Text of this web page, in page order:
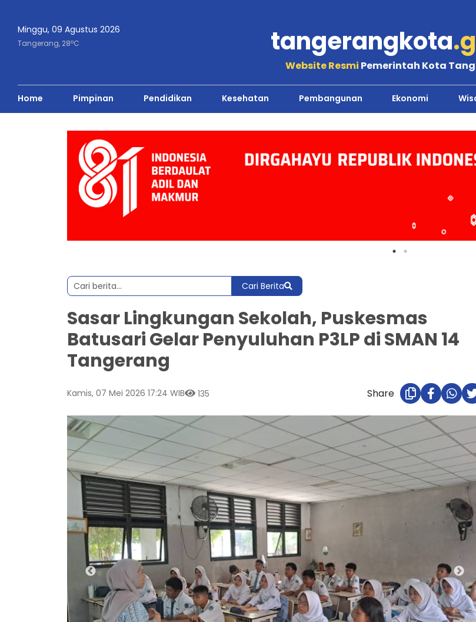
Minggu, 09 Agustus 2026
Tangerang, 28oC tangerangkota
Website Resmi Pemerintah Kota
Home Pimpinan Pendidikan Kesehatan Pembangunan Ekonomi
Cari Berita
Sasar Lingkungan Sekolah, Puskesmas
Batusari Gelar Penyuluhan P3LP di SMAN 14
Tangerang
Kamis, 07 Mei 2026 17:24 WIB 135 Share